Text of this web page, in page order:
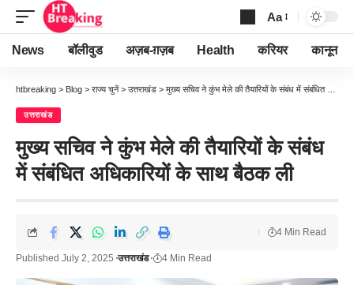
Font
Resizer
Aa
News बॉलीवुड अज़ब-ग़ज़ब Health करियर कानून
htbreaking > Blog > राज्य चुनें > उत्तराखंड > मुख्य सचिव ने कुंभ मेले की तैयारियों के संबंध में संबंधित अधिकारियों के साथ बैठक ली
उत्तराखंड
मुख्य सचिव ने कुंभ मेले की तैयारियों के संबंध
में संबंधित अधिकारियों के साथ बैठक ली
Published July 2, 2025 उत्तराखंड 4 Min Read
4 Min Read